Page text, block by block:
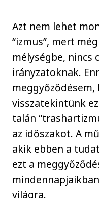
Azt nem lehet
“izmus”, mert
mélységbe, nincs
irányzatoknak.
meggyőződésem,
visszatekintünk
talán
az időszakot. A
akik ebben a
ezt a
világra.